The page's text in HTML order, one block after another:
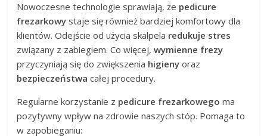
Nowoczesne technologie sprawiają, że pedicure
frezarkowy staje się również bardziej komfortowy dla
klientów. Odejście od użycia skalpela redukuje stres
związany z zabiegiem. Co więcej,wymienne frezy
przyczyniają się do zwiększenia higieny oraz
bezpieczeństwa całej procedury.
Regularne korzystanie z pedicure frezarkowego ma
pozytywny wpływ na zdrowie naszych stóp. Pomaga to
w zapobieganiu: